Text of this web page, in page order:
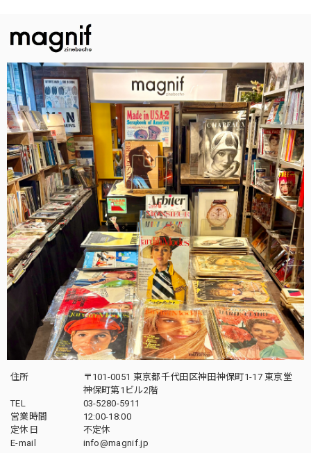
住所
〒101-0051 東京都千代田区神田神保町1-17 東京堂
神保町第1ビル2階
TEL
03-5280-5911
営業時間
12:00-18:00
定休日
不定休
E-mail
info@magnif.jp